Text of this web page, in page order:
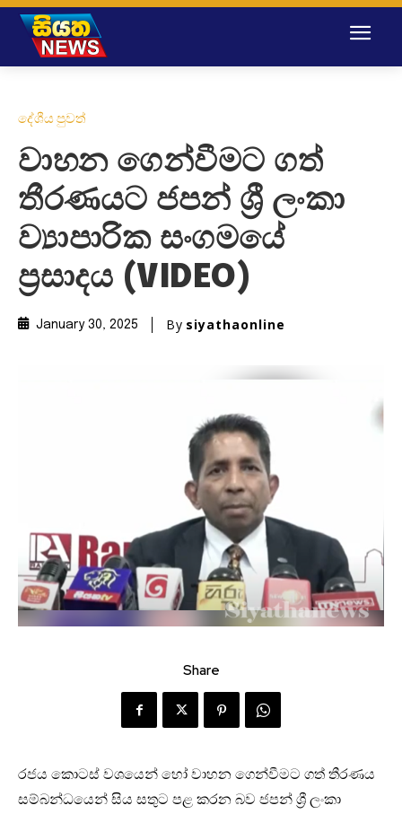
දේශීය පුවත්
වාහන ගෙන්වීමට ගත්
තීරණයට ජපන් ශ්‍රී ලංකා
ව්‍යාපාරික සංගමයේ
ප්‍රසාදය (VIDEO)
January 30, 2025 By siyathaonline
Share
රජය කොටස් වශයෙන් හෝ වාහන ගෙන්වීමට ගත් තීරණය
සම්බන්ධයෙන් සිය සතුට පළ කරන බව ජපන් ශ්‍රී ලංකා